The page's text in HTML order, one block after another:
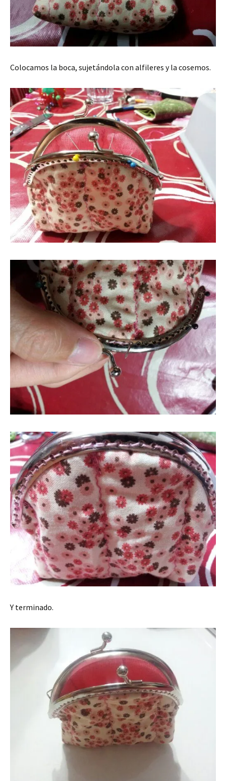
Colocamos la boca, sujetándola con alfileres y la cosemos.
Y terminado.